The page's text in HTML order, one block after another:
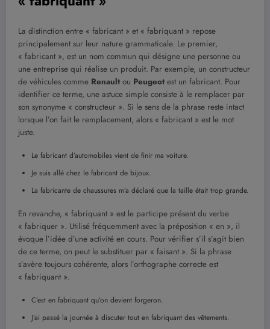
La distinction entre « fabricant » et « fabriquant » repose
principalement sur leur nature grammaticale. Le premier,
« fabricant », est un nom commun qui désigne une personne ou
une entreprise qui réalise un produit. Par exemple, un constructeur
de véhicules comme Renault ou Peugeot est un fabricant. Pour
identifier ce terme, une astuce simple consiste à le remplacer par
son synonyme « constructeur ». Si le sens de la phrase reste intact
lorsque l’on fait le remplacement, alors « fabricant » est le mot
juste.
Le fabricant d’automobiles vient de finir ma voiture.
Je suis allé chez le fabricant de bijoux.
La fabricante de chaussures m’a déclaré que la taille était trop grande.
En revanche, « fabriquant » est le participe présent du verbe
« fabriquer ». Utilisé fréquemment avec la préposition « en », il
évoque l’idée d’une activité en cours. Pour vérifier s’il s’agit bien
de ce terme, on peut le substituer par « faisant ». Si la phrase
s’avère toujours cohérente, alors l’orthographe correcte est
« fabriquant ».
C’est en fabriquant qu’on devient forgeron.
J’ai passé la journée à discuter tout en fabriquant des vêtements.